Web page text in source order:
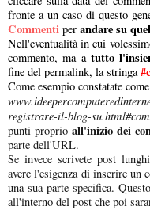
fronte a un caso di questo
Commenti per andare su
Nell'eventualità in cui
commento, ma a tutto
fine del permalink, la stringa
Come esempio constatate
registrare-il-blog-
punti proprioall'inizio dei
parte dell'URL.
Se invece scrivete post
avere l'esigenza di inserire un
una sua parte specifica.
all'interno del post che poi